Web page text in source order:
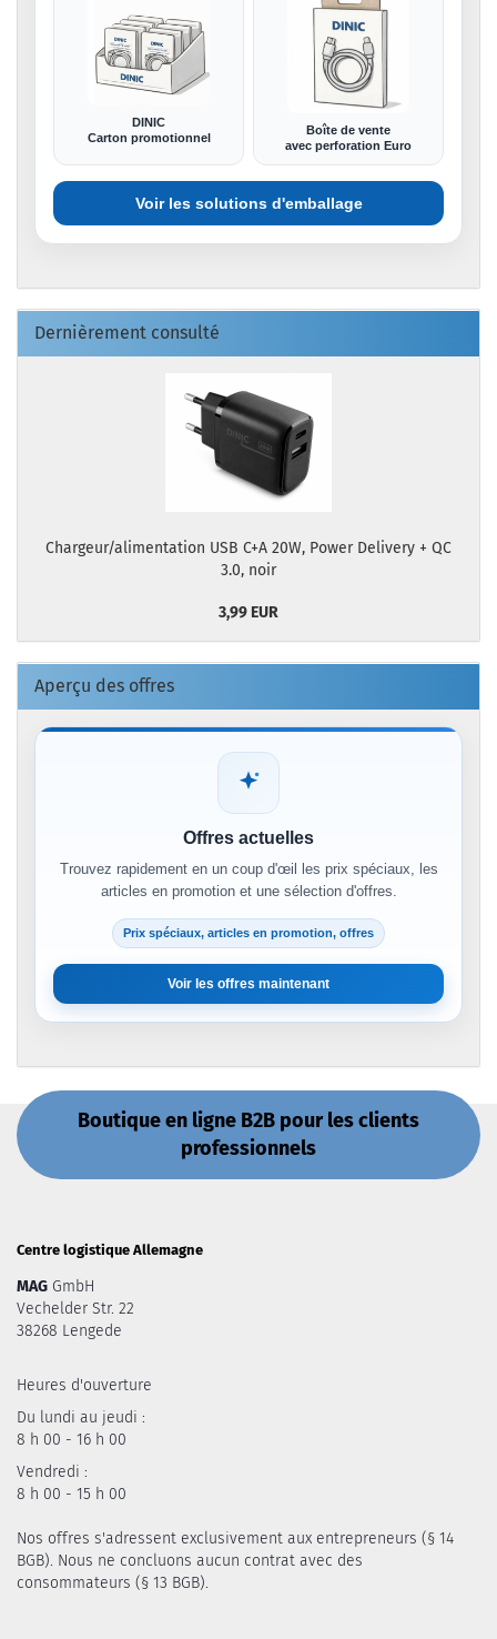
DINIC
Carton promotionnel
Boîte de vente
avec perforation Euro
Voir les solutions d'emballage
Dernièrement consulté
Chargeur/alimentation USB C+A 20W, Power Delivery + QC
3.0, noir
3,99 EUR
Aperçu des offres
Offres actuelles
Trouvez rapidement en un coup d'œil les prix spéciaux, les
articles en promotion et une sélection d'offres.
Prix spéciaux, articles en promotion, offres
Voir les offres maintenant
Boutique en ligne B2B pour les clients
professionnels
Centre logistique Allemagne
MAG GmbH
Vechelder Str. 22
38268 Lengede
Heures d'ouverture
Du lundi au jeudi :
8 h 00 - 16 h 00
Vendredi :
8 h 00 - 15 h 00
Nos offres s'adressent exclusivement aux entrepreneurs (§ 14
BGB). Nous ne concluons aucun contrat avec des
consommateurs (§ 13 BGB).